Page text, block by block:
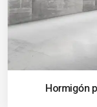
Hormigón